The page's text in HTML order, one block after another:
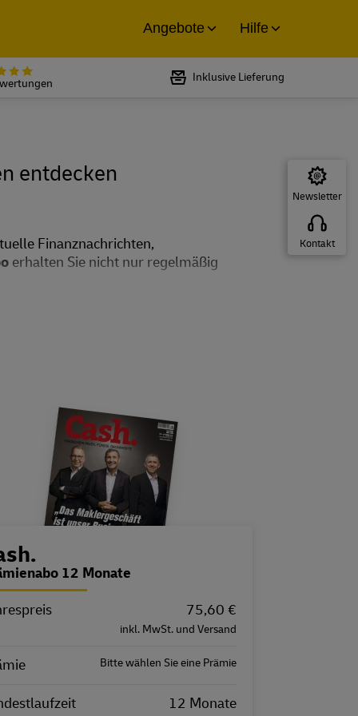
Angebote Hilfe
Bewertet mit 5 von 5 Sternen bei
Inklusive Lieferung
Newsletter
Kontakt
entdecken
Finanznachrichten,
erhalten Sie nicht nur regelmäßig
12 Monate
75,60 €
inkl. MwSt. und Versand
Bitte wählen Sie eine Prämie
12 Monate